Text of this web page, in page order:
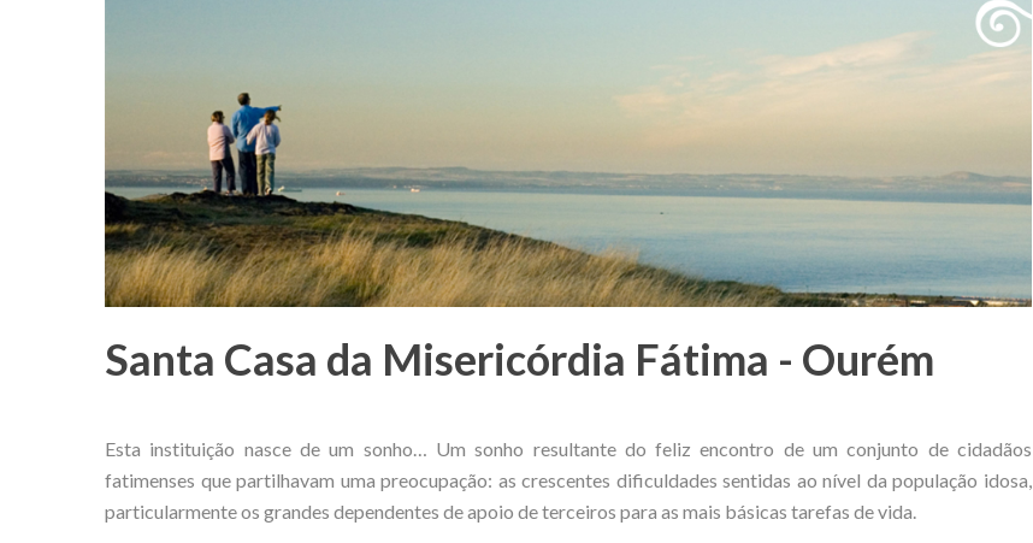
Santa Casa da Misericórdia Fátima - Ourém
Esta instituição nasce de um sonho… Um sonho resultante do feliz encontro de um conjunto de cidadãos
fatimenses que partilhavam uma preocupação: as crescentes dificuldades sentidas ao nível da população idosa,
particularmente os grandes dependentes de apoio de terceiros para as mais básicas tarefas de vida.